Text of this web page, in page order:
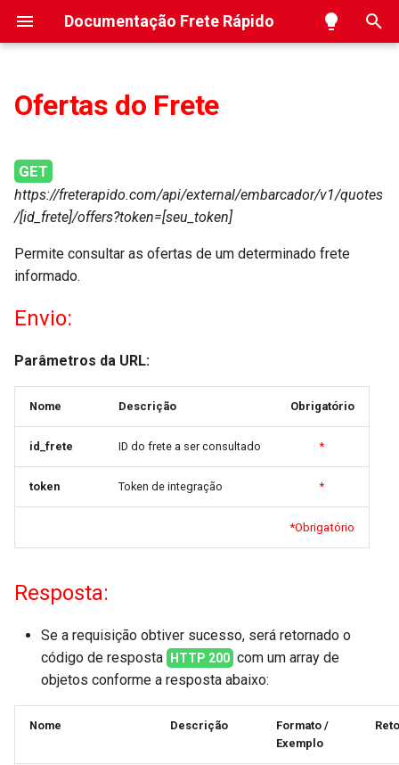
Documentação Frete Rápido
i
a
l
i
z
p
q
Visão Geral
Boas Práticas
Códigos de Resposta
Tipos de Volumes
Inserir
Deletar
SIGEP
CWS
Ocorrências
Webhook de CT-es
Webhook de Faturas
Webhook de separação WMS
Inserir
Deletar
Inserir
Deletar
Inserir
Obter
Deletar
Diagrama da API
Cotações de Frete
Solicitação de Coleta
Criar volume para rastreio
Inserir Coordenadas do
Pedido
Conhecimento de Transporte
Comprovantes de Entrega
Webhook NF-e
Webhook Cancelamento
Webhook Metadados
Ofertas do Frete
GET
https://freterapido.com/api/external/embarcador/v1/quotes
/[id_frete]/offers?token=[seu_token]
Permite consultar as ofertas de um determinado frete
informado.
Envio:
Parâmetros da URL:
Nome Descrição Obrigatório
id_frete ID do frete a ser consultado *
token Token de integração *
*Obrigatório
Resposta:
Se a requisição obtiver sucesso, será retornado o
código de resposta
HTTP 200 com um array de
objetos conforme a resposta abaixo:
Nome Descrição
Formato /
Exemplo